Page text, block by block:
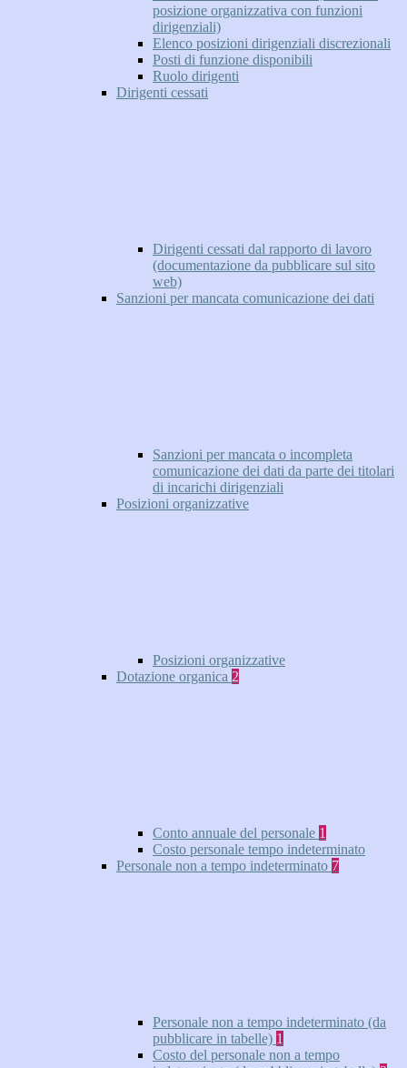
posizione organizzativa con funzioni
dirigenziali)
Elenco posizioni dirigenziali discrezionali
Posti di funzione disponibili
Ruolo dirigenti
Dirigenti cessati
Dirigenti cessati dal rapporto di lavoro
(documentazione da pubblicare sul sito
web)
Sanzioni per mancata comunicazione dei dati
Sanzioni per mancata o incompleta
comunicazione dei dati da parte dei titolari
di incarichi dirigenziali
Posizioni organizzative
Posizioni organizzative
Dotazione organica 2
Conto annuale del personale 1
Costo personale tempo indeterminato
Personale non a tempo indeterminato 7
Personale non a tempo indeterminato (da
pubblicare in tabelle) 1
Costo del personale non a tempo